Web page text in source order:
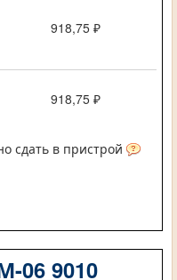
918,75 ₽
918,75 ₽
сдать в пристрой
06 9010